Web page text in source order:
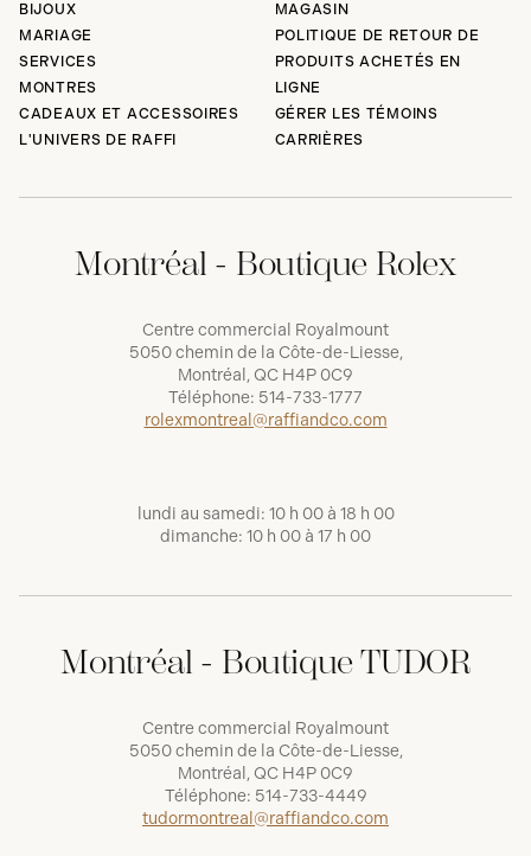
BIJOUX
MARIAGE
SERVICES
MONTRES
CADEAUX ET ACCESSOIRES
L'UNIVERS DE RAFFI
MAGASIN
POLITIQUE DE RETOUR DE
PRODUITS ACHETÉS EN
LIGNE
GÉRER LES TÉMOINS
CARRIÈRES
Montréal - Boutique Rolex
Centre commercial Royalmount
5050 chemin de la Côte-de-Liesse,
Montréal, QC H4P 0C9
Téléphone: 514-733-1777
rolexmontreal@raffiandco.com
lundi au samedi: 10 h 00 à 18 h 00
dimanche: 10 h 00 à 17 h 00
Montréal - Boutique TUDOR
Centre commercial Royalmount
5050 chemin de la Côte-de-Liesse,
Montréal, QC H4P 0C9
Téléphone: 514-733-4449
tudormontreal@raffiandco.com